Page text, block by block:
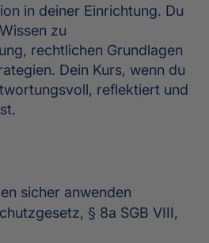
in deiner Einrichtung. Du
zu
rechtlichen Grundlagen
Dein Kurs, wenn du
reflektiert und
sicher anwenden
§ 8a SGB VIII,